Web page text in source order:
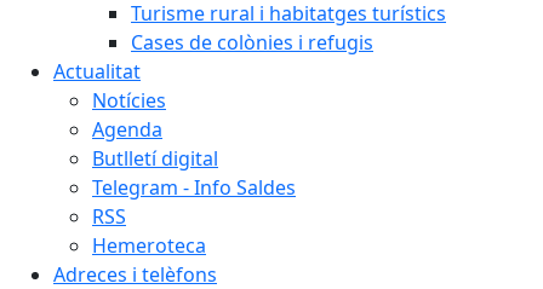
Turisme rural i habitatges turístics
Cases de colònies i refugis
Actualitat
Notícies
Agenda
Butlletí digital
Telegram - Info Saldes
RSS
Hemeroteca
Adreces i telèfons